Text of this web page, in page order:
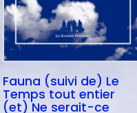
Fauna (suivi de) Le
Temps tout entier
(et) Ne serait-ce